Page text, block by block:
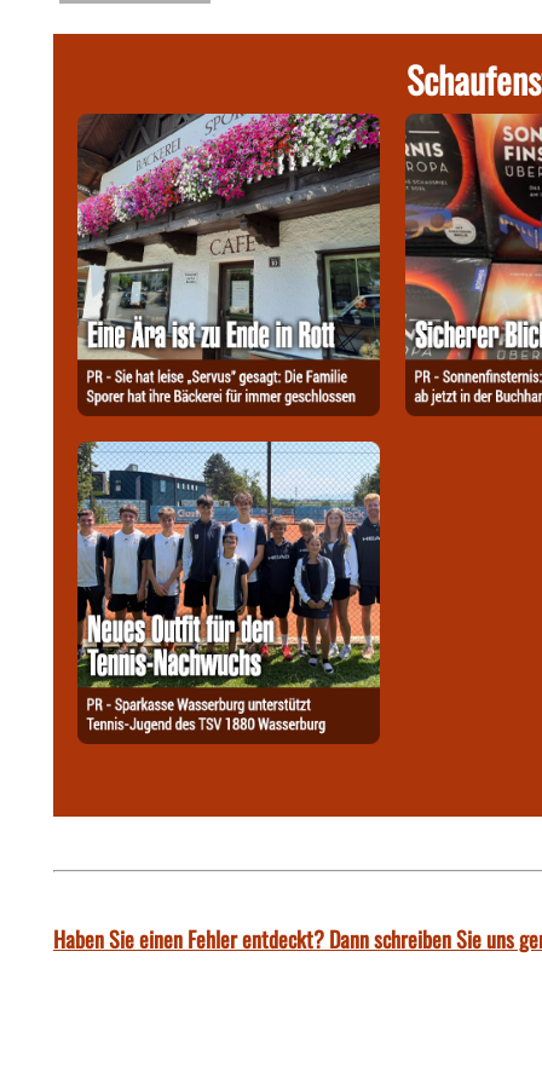
Haben Sie einen Fehler entdeckt? Dann schreiben Sie uns